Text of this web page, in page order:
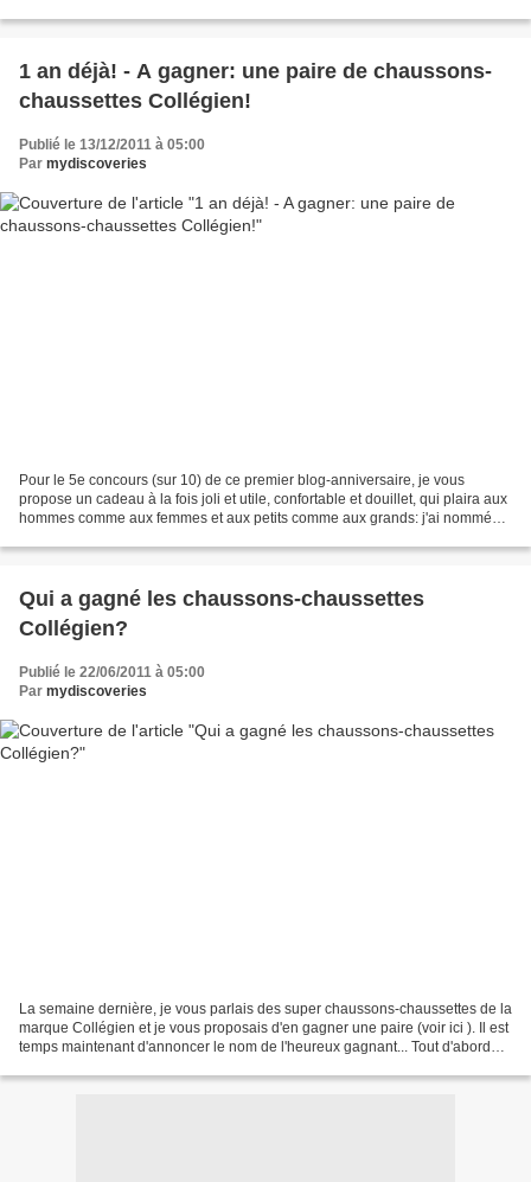
1 an déjà! - A gagner: une paire de chaussons-
chaussettes Collégien!
Publié le 13/12/2011 à 05:00
Par mydiscoveries
Pour le 5e concours (sur 10) de ce premier blog-anniversaire, je vous
propose un cadeau à la fois joli et utile, confortable et douillet, qui plaira aux
hommes comme aux femmes et aux petits comme aux grands: j'ai nommé
Qui a gagné les chaussons-chaussettes
Collégien?
Publié le 22/06/2011 à 05:00
Par mydiscoveries
La semaine dernière, je vous parlais des super chaussons-chaussettes de la
marque Collégien et je vous proposais d'en gagner une paire (voir ici ). Il est
temps maintenant d'annoncer le nom de l'heureux gagnant... Tout d'abord